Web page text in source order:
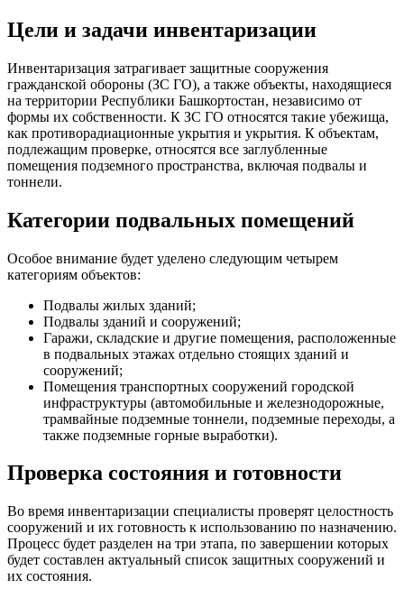
Цели и задачи инвентаризации
Инвентаризация затрагивает защитные сооружения
гражданской обороны (ЗС ГО), а также объекты, находящиеся
на территории Республики Башкортостан, независимо от
формы их собственности. К ЗС ГО относятся такие убежища,
как противорадиационные укрытия и укрытия. К объектам,
подлежащим проверке, относятся все заглубленные
помещения подземного пространства, включая подвалы и
тоннели.
Категории подвальных помещений
Особое внимание будет уделено следующим четырем
категориям объектов:
Подвалы жилых зданий;
Подвалы зданий и сооружений;
Гаражи, складские и другие помещения, расположенные
в подвальных этажах отдельно стоящих зданий и
сооружений;
Помещения транспортных сооружений городской
инфраструктуры (автомобильные и железнодорожные,
трамвайные подземные тоннели, подземные переходы, а
также подземные горные выработки).
Проверка состояния и готовности
Во время инвентаризации специалисты проверят целостность
сооружений и их готовность к использованию по назначению.
Процесс будет разделен на три этапа, по завершении которых
будет составлен актуальный список защитных сооружений и
их состояния.